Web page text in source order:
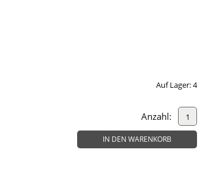
Auf Lager:4
Anzahl:
IN DEN WARENKORB